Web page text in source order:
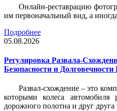
Онлайн-реставрацию
им первоначальный вид, а
Подробнее
05.08.2026
Регулировка Развала-
Безопасности и
Развал-схождение – это
которыми колеса автомобиля
дорожного полотна и друг друга